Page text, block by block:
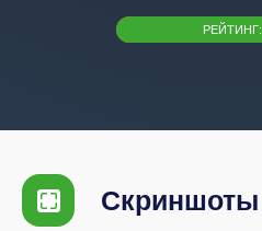
РЕЙТИНГ:
Скриншоты